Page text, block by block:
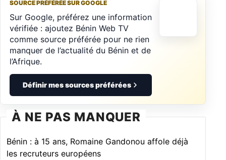
SOURCE PRÉFÉRÉE SUR GOOGLE
Sur Google, préférez une information
vérifiée : ajoutez Bénin Web TV
comme source préférée pour ne rien
manquer de l’actualité du Bénin et de
l’Afrique.
Définir mes sources préférées
À NE PAS MANQUER
Bénin : à 15 ans, Romaine Gandonou affole déjà
les recruteurs européens